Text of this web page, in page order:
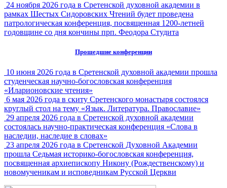
24 ноября 2026 года в Сретенской духовной академии в
рамках Шестых Сидоровских Чтений будет проведена
патрологическая конференция, посвященная 1200-летней
годовщине со дня кончины прп. Феодора Студита
Прошедшие конференции
10 июня 2026 года в Сретенской духовной академии прошла
студенческая научно-богословская конференция
«Иларионовские чтения»
6 мая 2026 года в скиту Сретенского монастыря состоялся
круглый стол на тему «Язык. Литература. Православие»
29 апреля 2026 года в Сретенской духовной академии
состоялась научно-практическая конференция «Слова в
наследии, наследие в словах»
23 апреля 2026 года в Сретенской Духовной Академии
прошла Седьмая историко-богословская конференция,
посвященная архиепископу Никону (Рождественскому) и
новомученикам и исповедникам Русской Церкви